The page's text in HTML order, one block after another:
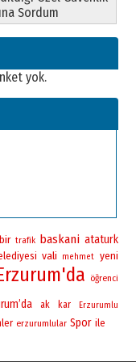
Sordum
yok.
bir trafik baskani ataturk
vali mehmet yeni
öğrenci
ak kar Erzurumlu
erzurumlular Spor ile